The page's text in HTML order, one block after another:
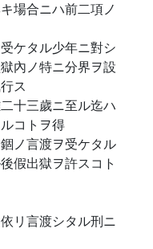
場合ニハ前二項ノ
ケタル少年ニ對シ
內ノ特ニ分界ヲ設
ス
十三歲ニ至ル迄ハ
コトヲ得
ノ言渡ヲ受ケタル
假出獄ヲ許スコト
リ言渡シタル刑ニ